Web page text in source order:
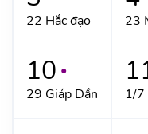
22 Hắc đạo 23
10 ●
29 Giáp Dần 1/7